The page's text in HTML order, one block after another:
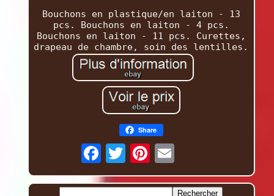
Bouchons en plastique/en laiton - 13
pcs. Bouchons en laiton - 4 pcs.
Bouchons en laiton - 11 pcs. Curettes,
drapeau de chambre, soin des lentilles.
Share